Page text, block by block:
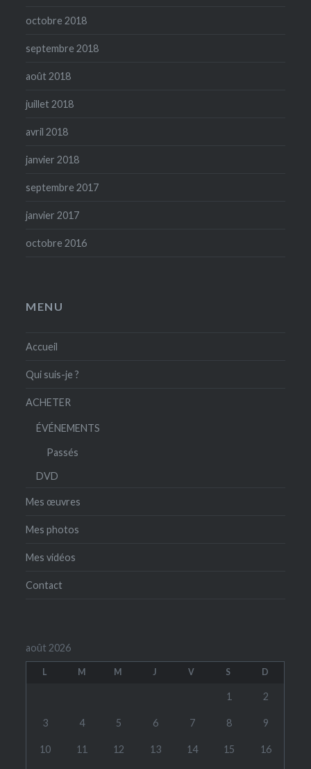
octobre 2018
septembre 2018
août 2018
juillet 2018
avril 2018
janvier 2018
septembre 2017
janvier 2017
octobre 2016
MENU
Accueil
Qui suis-je ?
ACHETER
ÉVÉNEMENTS
Passés
DVD
Mes œuvres
Mes photos
Mes vidéos
Contact
août 2026
L M M J V S D
1 2
3 4 5 6 7 8 9
10 11 12 13 14 15 16